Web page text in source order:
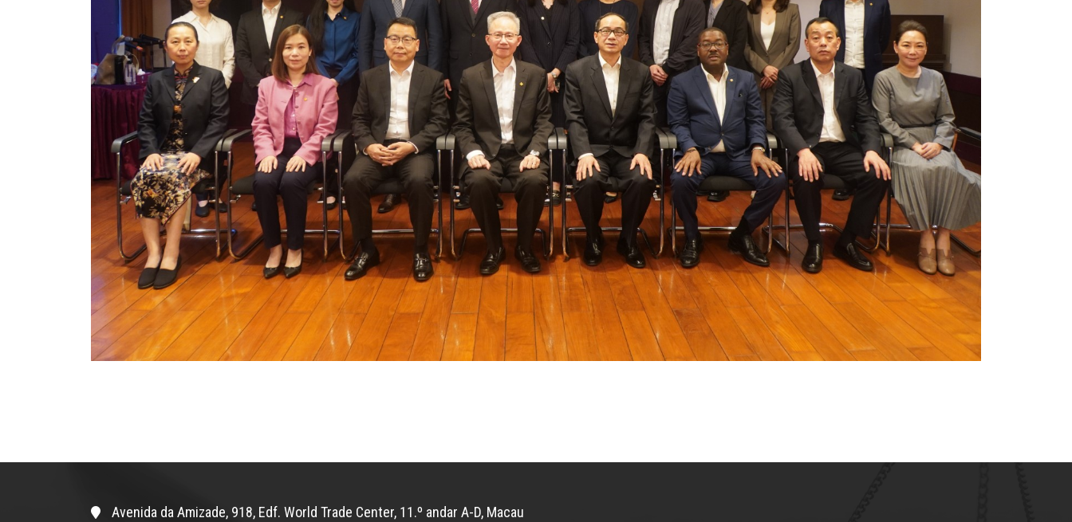
Avenida da Amizade, 918, Edf. World Trade Center, 11.º andar A-D, Macau